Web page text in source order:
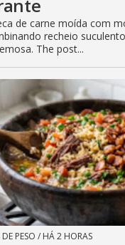
de carne moída com
recheio
The post...
DE PESO / HÁ 2 HORAS